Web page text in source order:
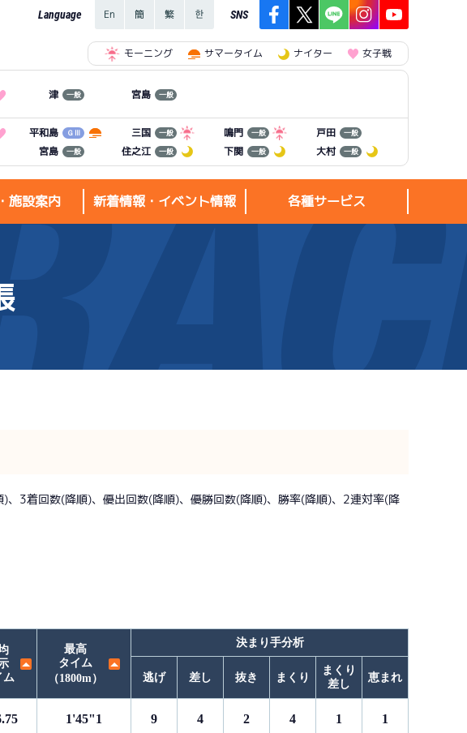
Language SNS
モーニング サマータイム ナイター 女子戦
津 一般 宮島 一般
平和島 ＧⅢ 三国 一般 鳴門 一般 戸田 一般
宮島 一般 住之江 一般 下関 一般 大村 一般
施設案内
内
BTS天文館
新着情報・イベント情報 各種サービス
3着回数(降順)、優出回数(降順)、優勝回数(降順)、勝率(降順)、2連対率(降
ム
最高
タイム
（1800m）
決まり手分析
逃げ 差し 抜き まくり
まくり
差し
恵まれ
1'45"1 9 4 2 4 1 1